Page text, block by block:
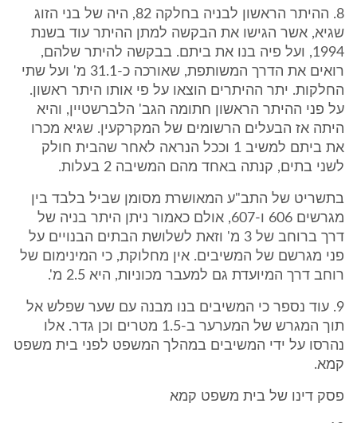
8. ההיתר הראשון לבניה בחלקה 82, היה של בני הזוג
שגיא, אשר הגישו את הבקשה למתן ההיתר עוד בשנת
1994, ועל פיה בנו את ביתם. בבקשה להיתר שלהם,
רואים את הדרך המשותפת, שאורכה כ-31.1 מ' ועל שתי
החלקות. יתר ההיתרים הוצאו על פי אותו היתר ראשון.
על פני ההיתר הראשון חתומה הגב' הלברשטיין, והיא
היתה אז הבעלים הרשומים של המקרקעין. שגיא מכרו
את ביתם למשיב 1 וככל הנראה לאחר שהבית חולק
לשני בתים, קנתה באחד מהם המשיבה 2 בעלות.
בתשריט של התב"ע המאושרת מסומן שביל בלבד בין
מגרשים 606 ו-607, אולם כאמור ניתן היתר בניה של
דרך ברוחב של 3 מ' וזאת לשלושת הבתים הבנויים על
פני מגרשם של המשיבים. אין מחלוקת, כי המינימום של
רוחב דרך המיועדת גם למעבר מכוניות, היא 2.5 מ'.
9. עוד נספר כי המשיבים בנו מבנה עם שער שפלש אל
תוך המגרש של המערער ב-1.5 מטרים וכן גדר. אלו
נהרסו על ידי המשיבים במהלך המשפט לפני בית משפט
קמא.
פסק דינו של בית משפט קמא